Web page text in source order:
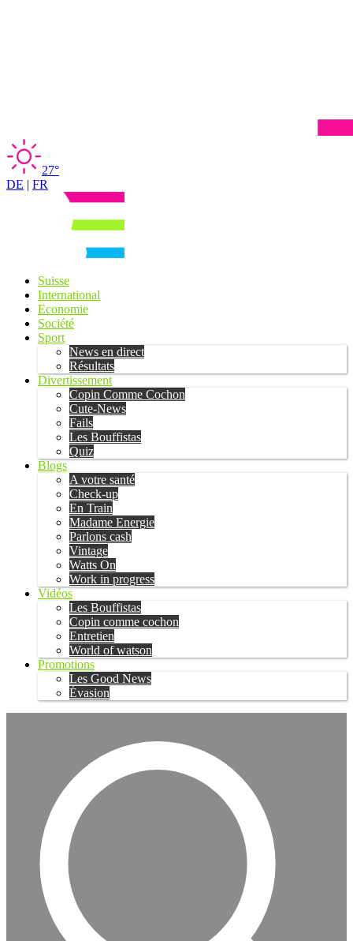
27°
DE | FR
Suisse
International
Economie
Société
Sport
News en direct
Résultats
Divertissement
Copin Comme Cochon
Cute-News
Fails
Les Bouffistas
Quiz
Blogs
A votre santé
Check-up
En Train
Madame Energie
Parlons cash
Vintage
Watts On
Work in progress
Vidéos
Les Bouffistas
Copin comme cochon
Entretien
World of watson
Promotions
Les Good News
Évasion